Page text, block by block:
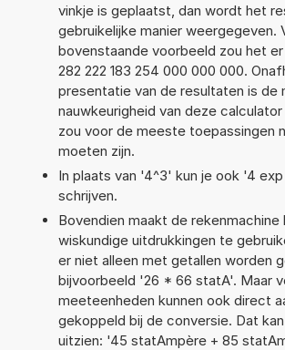
vinkje is geplaatst, dan wordt het
gebruikelijke manier weergegeven.
bovenstaande voorbeeld zou het
282 222 183 254 000 000 000.
presentatie van de resultaten is de
nauwkeurigheid van deze
zou voor de meeste toepassingen
moeten zijn.
In plaats van '4^3' kun je ook '4
schrijven.
Bovendien maakt de
wiskundige uitdrukkingen te
er niet alleen met getallen worden
bijvoorbeeld '26 * 66 statA'. Maar
meeteenheden kunnen ook direct
gekoppeld bij de conversie. Dat
uitzien: '45 statAmpère + 85